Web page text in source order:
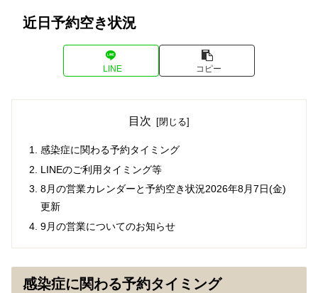
近日予約空き状況
LINE コピー
目次
感染症に関わる予約タイミング
LINEのご利用タイミング等
8月の営業カレンダーと予約空き状況2026年8月7日(金)
更新
9月の営業についてのお知らせ
感染症に関わる予約タイミング